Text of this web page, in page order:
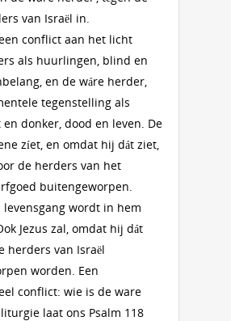
van Israël in.
conflict aan het licht
als huurlingen, blind en
en de wáre herder,
tegenstelling als
donker, dood en leven. De
zíet, en omdat hij dát ziet,
de herders van het
buitengeworpen.
levensgang wordt in hem
Jezus zal, omdat hij dát
herders van Israël
worden. Een
conflict: wie is de ware
laat ons Psalm 118